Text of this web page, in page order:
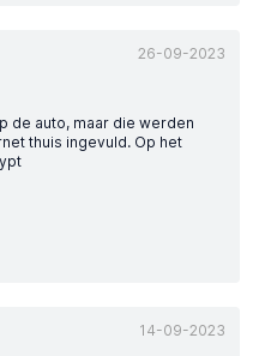
26-09-2023
de auto, maar die werden
thuis ingevuld. Op het
14-09-2023